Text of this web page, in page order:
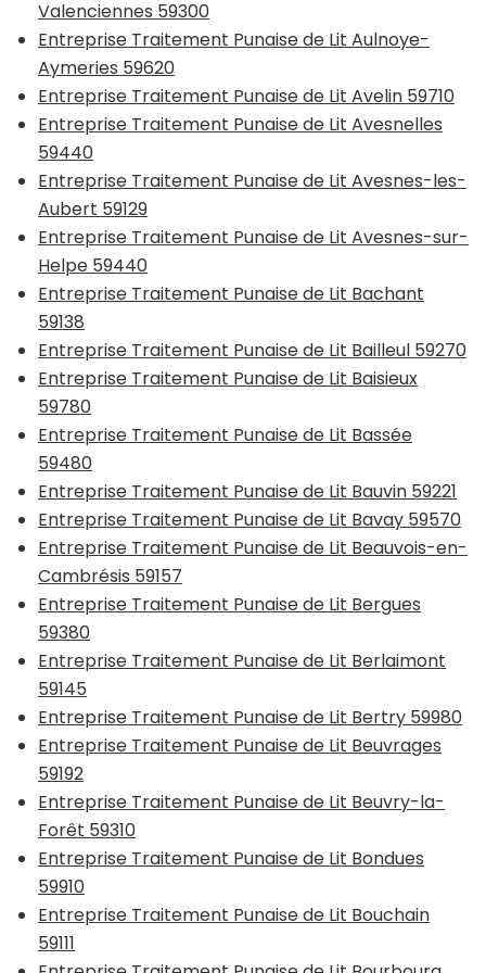
Valenciennes 59300
Entreprise Traitement Punaise de Lit Aulnoye-
Aymeries 59620
Entreprise Traitement Punaise de Lit Avelin 59710
Entreprise Traitement Punaise de Lit Avesnelles
59440
Entreprise Traitement Punaise de Lit Avesnes-les-
Aubert 59129
Entreprise Traitement Punaise de Lit Avesnes-sur-
Helpe 59440
Entreprise Traitement Punaise de Lit Bachant
59138
Entreprise Traitement Punaise de Lit Bailleul 59270
Entreprise Traitement Punaise de Lit Baisieux
59780
Entreprise Traitement Punaise de Lit Bassée
59480
Entreprise Traitement Punaise de Lit Bauvin 59221
Entreprise Traitement Punaise de Lit Bavay 59570
Entreprise Traitement Punaise de Lit Beauvois-en-
Cambrésis 59157
Entreprise Traitement Punaise de Lit Bergues
59380
Entreprise Traitement Punaise de Lit Berlaimont
59145
Entreprise Traitement Punaise de Lit Bertry 59980
Entreprise Traitement Punaise de Lit Beuvrages
59192
Entreprise Traitement Punaise de Lit Beuvry-la-
Forêt 59310
Entreprise Traitement Punaise de Lit Bondues
59910
Entreprise Traitement Punaise de Lit Bouchain
59111